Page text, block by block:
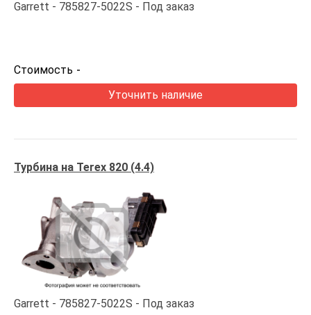
Garrett 785827-5022S Под заказ
Стоимость -
Уточнить наличие
Турбина на Terex 820 (4.4)
Garrett 785827-5022S Под заказ